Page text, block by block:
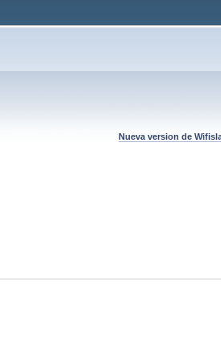
Nueva version de